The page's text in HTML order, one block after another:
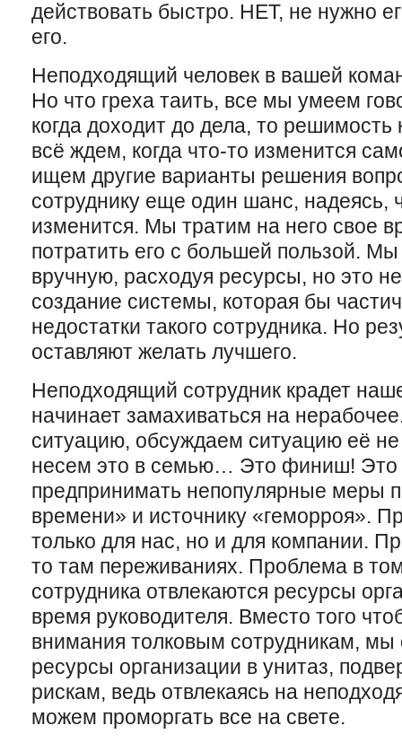
действовать быстро. НЕТ, не нужно
его.
Неподходящий человек в вашей
Но что греха таить, все мы умеем
когда доходит до дела, то
всё ждем, когда что-то изменится
ищем другие варианты решения
сотруднику еще один шанс, надеясь,
изменится. Мы тратим на него свое
потратить его с большей пользой.
вручную, расходуя ресурсы, но это
создание системы, которая бы
недостатки такого сотрудника. Но
оставляют желать лучшего.
Неподходящий сотрудник крадет
начинает замахиваться на
ситуацию, обсуждаем ситуацию её не
несем это в семью… Это финиш! Это
предпринимать непопулярные меры
времени» и источнику «геморроя».
только для нас, но и для компании.
то там переживаниях. Проблема в
сотрудника отвлекаются ресурсы
время руководителя. Вместо того
внимания толковым сотрудникам,
ресурсы организации в унитаз,
рискам, ведь отвлекаясь на
можем проморгать все на свете.